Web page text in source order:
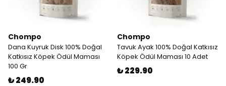
Chompo
Dana Kuyruk Disk 100% Doğal
Katkısız Köpek Ödül Maması
100 Gr
₺ 249.90
Chompo
Tavuk Ayak 100% Doğal Katkısız
Köpek Ödül Maması 10 Adet
₺ 229.90